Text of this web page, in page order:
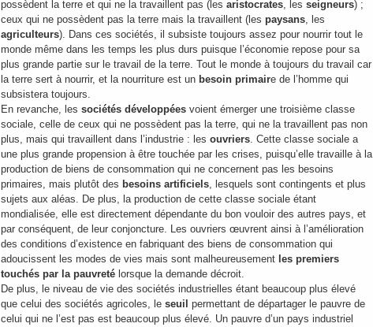
possèdent la terre et qui ne la travaillent pas (les aristocrates, les seigneurs) ;
ceux qui ne possèdent pas la terre mais la travaillent (les paysans, les
agriculteurs). Dans ces sociétés, il subsiste toujours assez pour nourrir tout le
monde même dans les temps les plus durs puisque l’économie repose pour sa
plus grande partie sur le travail de la terre. Tout le monde à toujours du travail car
la terre sert à nourrir, et la nourriture est un besoin primaire de l’homme qui
subsistera toujours.
En revanche, les sociétés développées voient émerger une troisième classe
sociale, celle de ceux qui ne possèdent pas la terre, qui ne la travaillent pas non
plus, mais qui travaillent dans l’industrie : les ouvriers. Cette classe sociale a
une plus grande propension à être touchée par les crises, puisqu’elle travaille à la
production de biens de consommation qui ne concernent pas les besoins
primaires, mais plutôt des besoins artificiels, lesquels sont contingents et plus
sujets aux aléas. De plus, la production de cette classe sociale étant
mondialisée, elle est directement dépendante du bon vouloir des autres pays, et
par conséquent, de leur conjoncture. Les ouvriers œuvrent ainsi à l’amélioration
des conditions d’existence en fabriquant des biens de consommation qui
adoucissent les modes de vies mais sont malheureusement les premiers
touchés par la pauvreté lorsque la demande décroit.
De plus, le niveau de vie des sociétés industrielles étant beaucoup plus élevé
que celui des sociétés agricoles, le seuil permettant de départager le pauvre de
celui qui ne l’est pas est beaucoup plus élevé. Un pauvre d’un pays industriel